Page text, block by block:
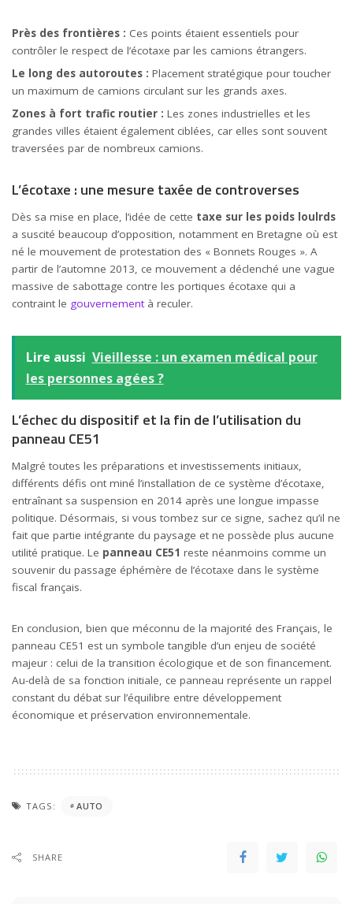
Près des frontières : Ces points étaient essentiels pour
contrôler le respect de l’écotaxe par les camions étrangers.
Le long des autoroutes : Placement stratégique pour toucher
un maximum de camions circulant sur les grands axes.
Zones à fort trafic routier : Les zones industrielles et les
grandes villes étaient également ciblées, car elles sont souvent
traversées par de nombreux camions.
L’écotaxe : une mesure taxée de controverses
Dès sa mise en place, l’idée de cette taxe sur les poids loulrds
a suscité beaucoup d’opposition, notamment en Bretagne où est
né le mouvement de protestation des « Bonnets Rouges ». A
partir de l’automne 2013, ce mouvement a déclenché une vague
massive de sabottage contre les portiques écotaxe qui a
contraint le gouvernementà reculer.
Lire aussi Vieillesse : un examen médical pour
les personnes agées ?
L’échec du dispositif et la fin de l’utilisation du
panneau CE51
Malgré toutes les préparations et investissements initiaux,
différents défis ont miné l’installation de ce système d’écotaxe,
entraînant sa suspension en 2014 après une longue impasse
politique. Désormais, si vous tombez sur ce signe, sachez qu’il ne
fait que partie intégrante du paysage et ne possède plus aucune
utilité pratique. Le panneau CE51 reste néanmoins comme un
souvenir du passage éphémère de l’écotaxe dans le système
fiscal français.
En conclusion, bien que méconnu de la majorité des Français, le
panneau CE51 est un symbole tangible d’un enjeu de société
majeur : celui de la transition écologique et de son financement.
Au-delà de sa fonction initiale, ce panneau représente un rappel
constant du débat sur l’équilibre entre développement
économique et préservation environnementale.
TAGS: AUTO
SHARE